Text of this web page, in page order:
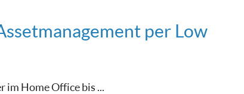
per Low
im Home Office bis ...